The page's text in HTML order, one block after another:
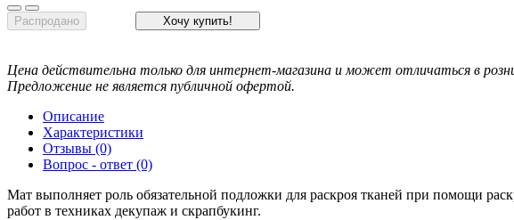
Распродано Хочу купить!
Цена действительна только для интернет-магазина и может отличаться в
Предложение не является публичной офертой.
Описание
Характеристики
Отзывы (0)
Вопрос - ответ (0)
Мат выполняет роль обязательной подложки для раскроя тканей при помощи
работ в техниках декупаж и скрапбукинг.